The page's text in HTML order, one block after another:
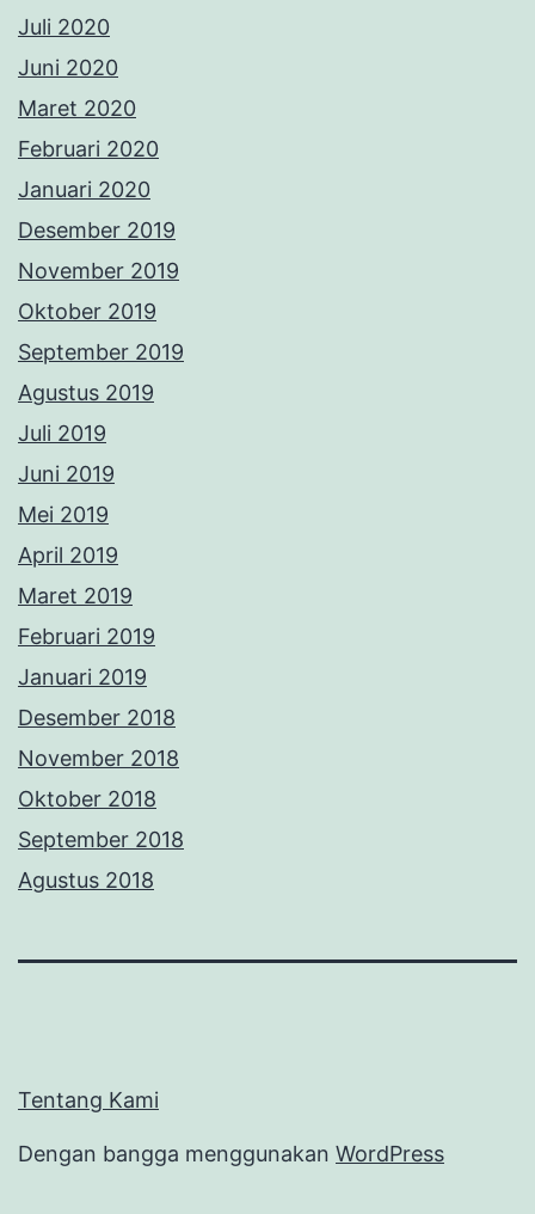
Juli 2020
Juni 2020
Maret 2020
Februari 2020
Januari 2020
Desember 2019
November 2019
Oktober 2019
September 2019
Agustus 2019
Juli 2019
Juni 2019
Mei 2019
April 2019
Maret 2019
Februari 2019
Januari 2019
Desember 2018
November 2018
Oktober 2018
September 2018
Agustus 2018
Tentang Kami
Dengan bangga menggunakan WordPress